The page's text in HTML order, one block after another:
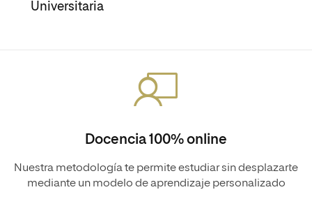
Universitaria
Docencia 100% online
Nuestra metodología te permite estudiar sin desplazarte
mediante un modelo de aprendizaje personalizado